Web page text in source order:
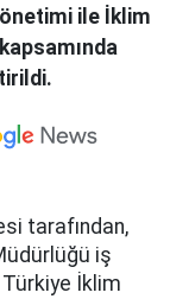
ile İklim
kapsamında
tarafından,
iş
İklim